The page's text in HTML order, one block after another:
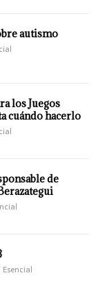
autismo
los Juegos
cuándo hacerlo
de
Esencial